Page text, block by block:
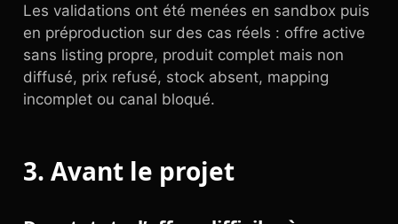
Les validations ont été menées en sandbox puis
en préproduction sur des cas réels : offre active
sans listing propre, produit complet mais non
diffusé, prix refusé, stock absent, mapping
incomplet ou canal bloqué.
3. Avant le projet